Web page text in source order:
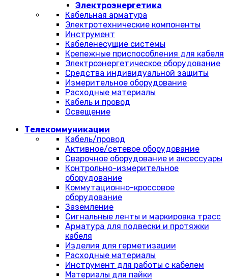
Электроэнергетика
Кабельная арматура
Электротехнические компоненты
Инструмент
Кабеленесущие системы
Крепежные приспособления для кабеля
Электроэнергетическое оборудование
Средства индивидуальной защиты
Измерительное оборудование
Расходные материалы
Кабель и провод
Освещение
Телекоммуникации
Кабель/провод
Активное/сетевое оборудование
Сварочное оборудование и аксессуары
Контрольно-измерительное
оборудование
Коммутационно-кроссовое
оборудование
Заземление
Сигнальные ленты и маркировка трасс
Арматура для подвески и протяжки
кабеля
Изделия для герметизации
Расходные материалы
Инструмент для работы с кабелем
Материалы для пайки